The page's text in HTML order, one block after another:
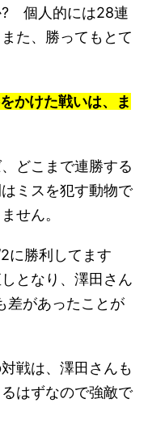
? 個人的には28連
た、勝ってもとて
かけた戦いは、ま
どこまで連勝する
ミスを犯す動物で
せん。
に勝利してます
となり、澤田さん
差があったことが
戦は、澤田さんも
はずなので強敵で